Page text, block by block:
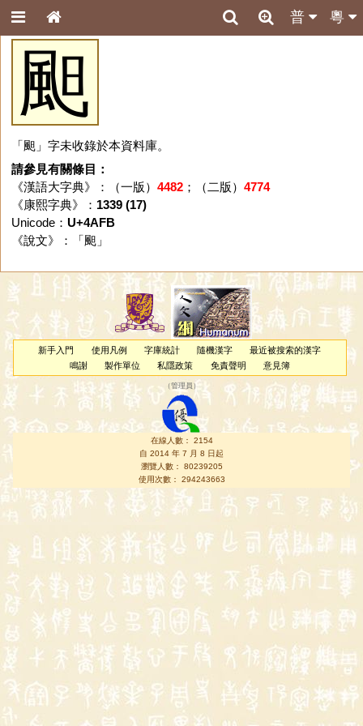
粵
普
䫻
「䫻」字未收錄於本資料庫。
請參見有關條目：
《漢語大字典》：（一版） 4482；（二版） 4774
《康熙字典》： 1339 (17)
Unicode： U+4AFB
《說文》：「 䫻」
新手入門 使用凡例 字庫統計 隨機漢字
最近被搜索的漢字
鳴謝
製作單位 私隱政策 免責聲明 意見簿
（管理員 ）
在線人數： 2154
自 2014 年 7 月 8 日起
瀏覽人數： 80239205
使用次數： 294243663